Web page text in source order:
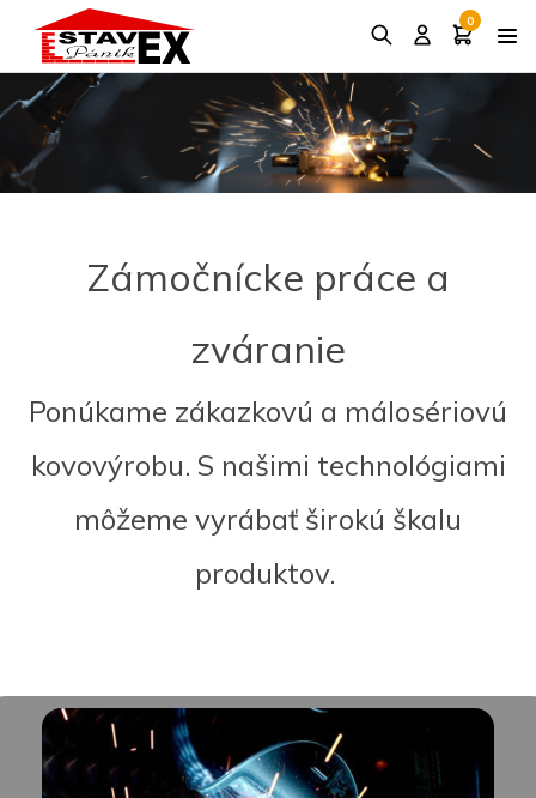
0
Zámočnícke práce a
zváranie
Ponúkame zákazkovú a málosériovú
kovovýrobu. S našimi technológiami
môžeme vyrábať širokú škalu
produktov.